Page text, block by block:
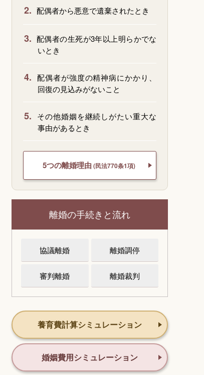
2. 配偶者から悪意で遺棄されたとき
3. 配偶者の生死が3年以上明らかでな
いとき
4. 配偶者が強度の精神病にかかり、
回復の見込みがないこと
5.
その他婚姻を継続しがたい重大な
事由があるとき
5つの離婚理由 (民法770条1項)
離婚の手続きと流れ
協議離婚 離婚調停
審判離婚 離婚裁判
養育費計算シミュレーション
婚姻費用シミュレーション